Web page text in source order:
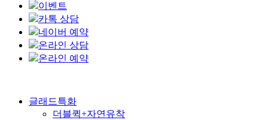
이벤트
카톡 상담
네이버 예약
온라인 상담
온라인 예약
Close
글래드특화
더블퀵+자연유착